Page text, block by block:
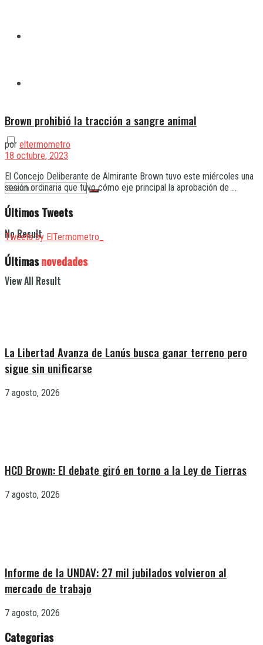
No Result
View All Result
Brown prohibió la tracción a sangre animal
por eltermometro
18 octubre, 2023
El Concejo Deliberante de Almirante Brown tuvo este miércoles una
sesión ordinaria que tuvo cómo eje principal la aprobación de ...
Últimos Tweets
Tweets by ElTermometro_
Últimasnovedades
La Libertad Avanza de Lanús busca ganar terreno pero
sigue sin unificarse
7 agosto, 2026
HCD Brown: El debate giró en torno a la Ley de Tierras
7 agosto, 2026
Informe de la UNDAV: 27 mil jubilados volvieron al
mercado de trabajo
7 agosto, 2026
Categorias